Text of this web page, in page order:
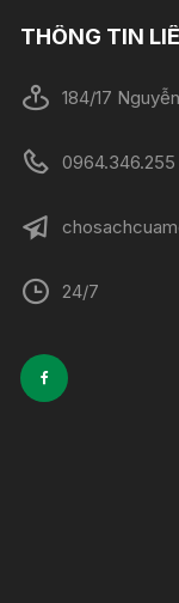
THÔNG TIN
184/17
0964.346.255
24/7